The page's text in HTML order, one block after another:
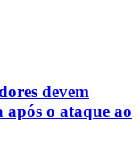
devem
após o ataque ao